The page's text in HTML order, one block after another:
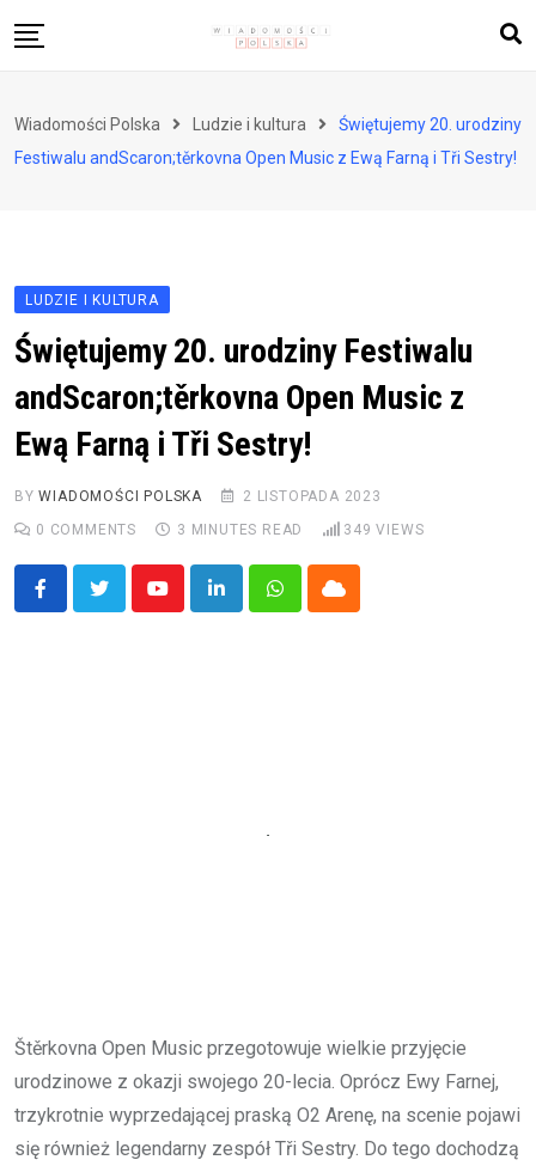
to
Zdrowie i styl życia
Wiadomości Polska Ludzie i kultura
Świętujemy 20. urodziny
Festiwalu andScaron;těrkovna Open Music z Ewą Farną i Tři Sestry!
LUDZIE I KULTURA
Świętujemy 20. urodziny Festiwalu
andScaron;těrkovna Open Music z
Ewą Farną i Tři Sestry!
BYWIADOMOŚCI POLSKA
2 LISTOPADA 2023
0 COMMENTS 3 MINUTES READ 349 VIEWS
YoutubeLinkedInWhatsappCloud
Štěrkovna Open Music przegotowuje wielkie przyjęcie
urodzinowe z okazji swojego 20-lecia. Oprócz Ewy Farnej,
trzykrotnie wyprzedającej praską O2 Arenę, na scenie pojawi
się również legendarny zespół Tři Sestry. Do tego dochodzą